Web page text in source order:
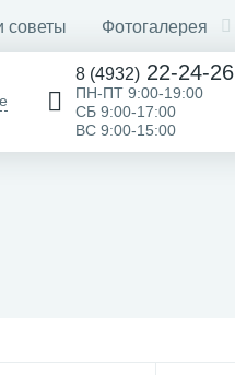
советы Фотогалерея
8 (4932) 22-24-26
ПН-ПТ 9:00-19:00
СБ 9:00-17:00
ВС 9:00-15:00